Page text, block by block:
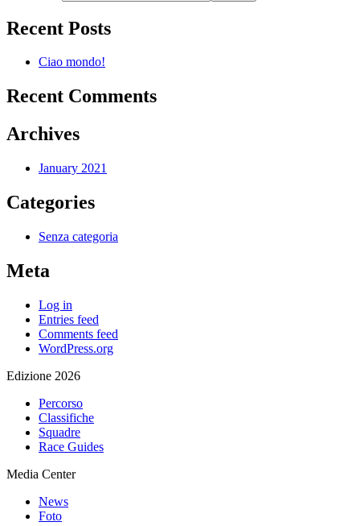
Recent Posts
Ciao mondo!
Recent Comments
Archives
January 2021
Categories
Senza categoria
Meta
Log in
Entries feed
Comments feed
WordPress.org
Edizione 2026
Percorso
Classifiche
Squadre
Race Guides
Media Center
News
Foto